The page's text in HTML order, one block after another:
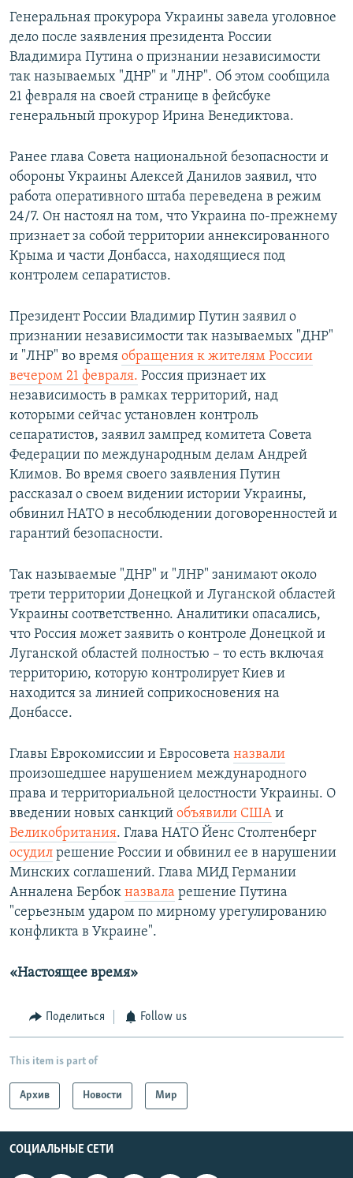
Генеральная прокурора Украины завела уголовное
дело после заявления президента России
Владимира Путина о признании независимости
так называемых "ДНР" и "ЛНР". Об этом сообщила
21 февраля на своей странице в фейсбуке
генеральный прокурор Ирина Венедиктова.
Ранее глава Совета национальной безопасности и
обороны Украины Алексей Данилов заявил, что
работа оперативного штаба переведена в режим
24/7. Он настоял на том, что Украина по-прежнему
признает за собой территории аннексированного
Крыма и части Донбасса, находящиеся под
контролем сепаратистов.
Президент России Владимир Путин заявил о
признании независимости так называемых "ДНР"
и "ЛНР" во время обращения к жителям России
вечером 21 февраля. Россия признает их
независимость в рамках территорий, над
которыми сейчас установлен контроль
сепаратистов, заявил зампред комитета Совета
Федерации по международным делам Андрей
Климов. Во время своего заявления Путин
рассказал о своем видении истории Украины,
обвинил НАТО в несоблюдении договоренностей и
гарантий безопасности.
Так называемые "ДНР" и "ЛНР" занимают около
трети территории Донецкой и Луганской областей
Украины соответственно. Аналитики опасались,
что Россия может заявить о контроле Донецкой и
Луганской областей полностью – то есть включая
территорию, которую контролирует Киев и
находится за линией соприкосновения на
Донбассе.
Главы Еврокомиссии и Евросовета назвали
произошедшее нарушением международного
права и территориальной целостности Украины. О
введении новых санкций объявили США и
Великобритания. Глава НАТО Йенс Столтенберг
осудил решение России и обвинил ее в нарушении
Минских соглашений. Глава МИД Германии
Анналена Бербок назвала решение Путина
"серьезным ударом по мирному урегулированию
конфликта в Украине".
«Настоящее время»
Поделиться Follow us
This item is part of
Архив Новости Мир
СОЦИАЛЬНЫЕ СЕТИ